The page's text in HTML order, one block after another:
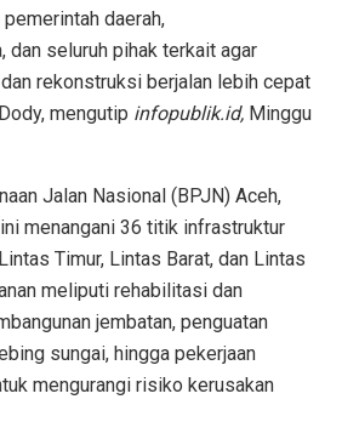
daerah,
dan seluruh pihak terkait agar
rekonstruksi berjalan lebih cepat
mengutip infopublik.id, Minggu
Jalan Nasional (BPJN) Aceh,
menangani 36 titik infrastruktur
Timur, Lintas Barat, dan Lintas
meliputi rehabilitasi dan
jembatan, penguatan
sungai, hingga pekerjaan
mengurangi risiko kerusakan